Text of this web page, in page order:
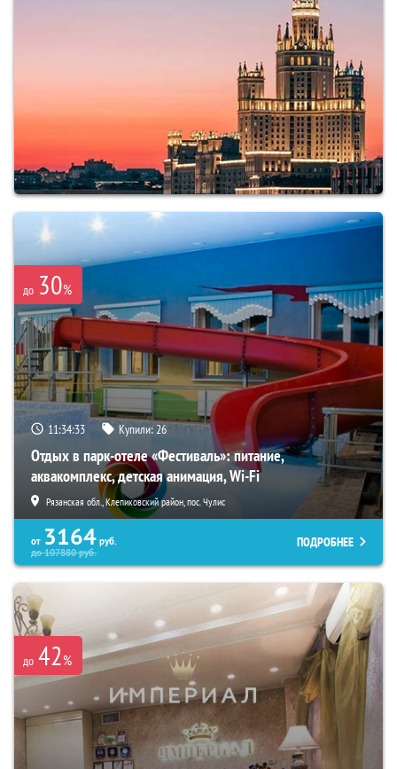
до 30%
11:34:32 Купили:26
Отдых в парк-отеле «Фестиваль»: питание,
аквакомплекс, детская анимация, Wi-Fi
Рязанская обл., Клепиковский район, пос. Чулис
от 3164 руб.
до107880руб.
ПОДРОБНЕЕ
до 42%